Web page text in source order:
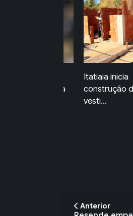
e avança
Itatiaia inicia
construção
vesti...
Anterior